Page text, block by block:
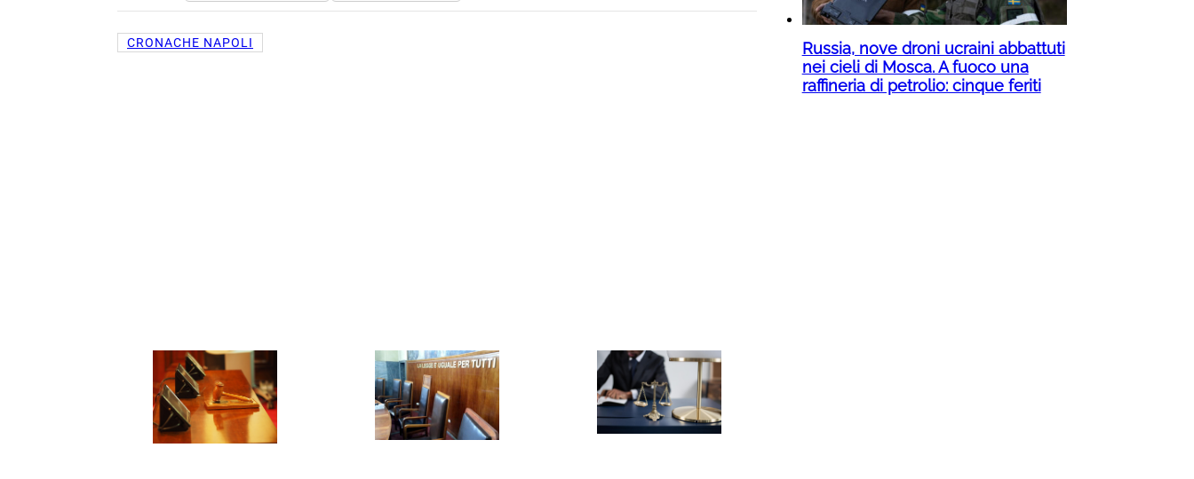
CRONACHE NAPOLI
Russia, nove droni ucraini abbattuti
nei cieli di Mosca. A fuoco una
raffineria di petrolio: cinque feriti